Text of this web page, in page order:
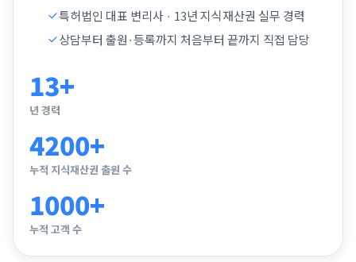
특허법인 대표 변리사 · 13년 지식재산권 실무 경력
상담부터 출원·등록까지 처음부터 끝까지 직접 담당
13+
년 경력
4200+
누적 지식재산권 출원 수
1000+
누적 고객 수